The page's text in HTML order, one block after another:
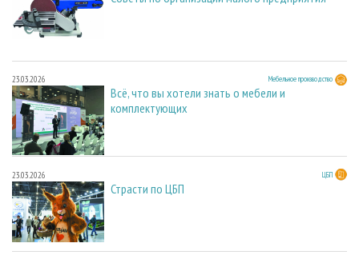
23.03.2026 Мебельное производство
Всё, что вы хотели знать о мебели и
комплектующих
23.03.2026 ЦБП
Страсти по ЦБП